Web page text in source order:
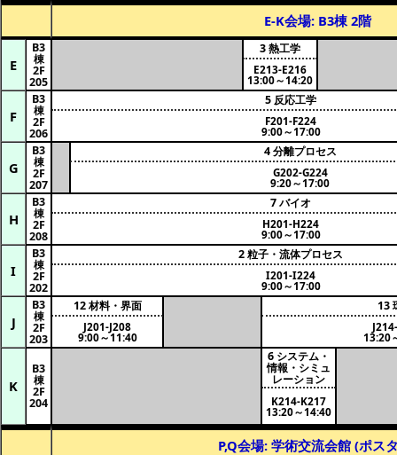
E-K会場: B3棟 2階
E
B3
棟
2F
205
3 熱工学
E213-E216
13:00～14:20
F
B3
棟
2F
206
5 反応工学
F201-F224
9:00～17:00
G
B3
棟
2F
207
4 分離プロセス
G202-G224
9:20～17:00
H
B3
棟
2F
208
7 バイオ
H201-H224
9:00～17:00
I
B3
棟
2F
202
2 粒子・流体プロセス
I201-I224
9:00～17:00
J
B3
棟
2F
203
12 材料・界面 13
J201-J208
9:00～11:40 13:20
K
B3
棟
2F
204
6 システム・
情報・シミュ
レーション
K214-K217
13:20～14:40
P,Q会場: 学術交流会館 (ポス